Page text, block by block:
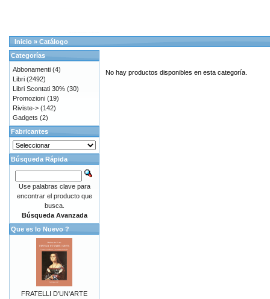
Inicio » Catálogo
No hay productos disponibles en esta categoría.
Categorías
Abbonamenti (4)
Libri (2492)
Libri Scontati 30% (30)
Promozioni (19)
Riviste-> (142)
Gadgets (2)
Fabricantes
Búsqueda Rápida
Use palabras clave para
encontrar el producto que
busca.
Búsqueda Avanzada
Que es lo Nuevo ?
FRATELLI D'UN'ARTE